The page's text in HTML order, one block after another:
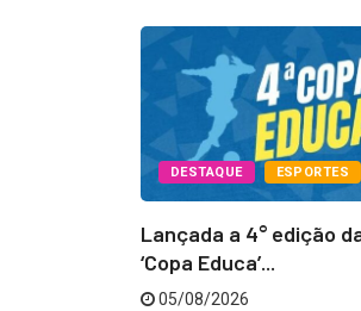
DESTAQUE ESPORTES
Lançada a 4° edição
‘Copa Educa’...
05/08/2026